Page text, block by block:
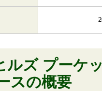
ルズ プーケ
スの概要